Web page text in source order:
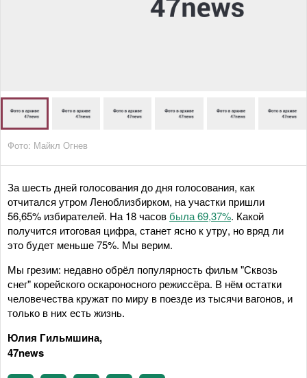
Фото: Майкл Огнев
За шесть дней голосования до дня голосования, как
отчитался утром Леноблизбирком, на участки пришли
56,65% избирателей. На 18 часовбыла 69,37%. Какой
получится итоговая цифра, станет ясно к утру, но вряд ли
это будет меньше 75%. Мы верим.
Мы грезим: недавно обрёл популярность фильм "Сквозь
снег" корейского оскароносного режиссёра. В нём остатки
человечества кружат по миру в поезде из тысячи вагонов, и
только в них есть жизнь.
Юлия Гильмшина,
47news